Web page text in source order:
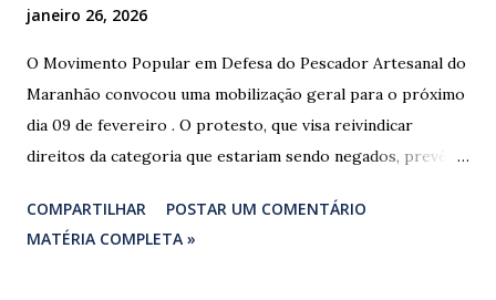
janeiro 26, 2026
O Movimento Popular em Defesa do Pescador Artesanal do
Maranhão convocou uma mobilização geral para o próximo
dia 09 de fevereiro . O protesto, que visa reivindicar
direitos da categoria que estariam sendo negados, prevê o
federais que cortam o estado. ​As interdições estão
programadas para começar às 07:00 da manhã e, segundo
COMPARTILHAR
POSTAR UM COMENTÁRIO
MATÉRIA COMPLETA »